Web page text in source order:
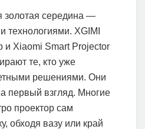
золотая середина —
технологиями. XGIMI
и Xiaomi Smart Projector
те, кто уже
решениями. Они
первый взгляд. Многие
проектор сам
обходя вазу или край